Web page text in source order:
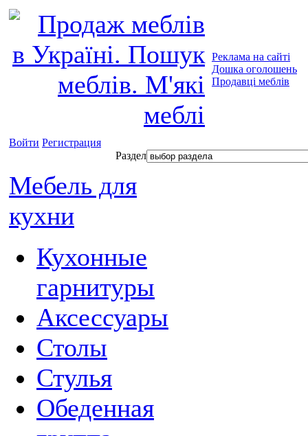
Реклама на сайті
Дошка оголошень
Продавці меблів
Войти Регистрация
Раздел
Мебель для
кухни
Кухонные
гарнитуры
Аксессуары
Столы
Стулья
Обеденная